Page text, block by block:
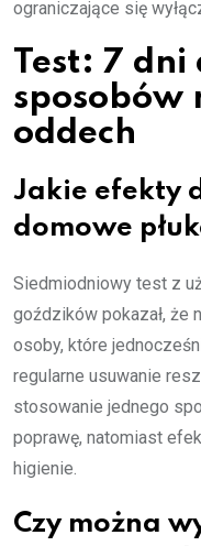
ograniczające się
Test: 7 dni
sposobów
oddech
Jakie efekty
domowe
Siedmiodniowy test z
goździków pokazał, że
osoby, które
regularne usuwanie
stosowanie jednego
poprawę, natomiast
higienie.
Czy można